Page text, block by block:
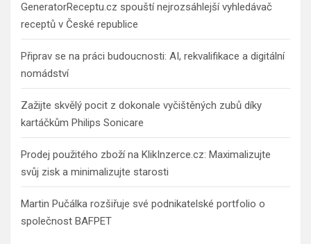
GeneratorReceptu.cz spouští nejrozsáhlejší vyhledávač
receptů v České republice
Připrav se na práci budoucnosti: AI, rekvalifikace a digitální
nomádství
Zažijte skvělý pocit z dokonale vyčištěných zubů díky
kartáčkům Philips Sonicare
Prodej použitého zboží na KlikInzerce.cz: Maximalizujte
svůj zisk a minimalizujte starosti
Martin Pučálka rozšiřuje své podnikatelské portfolio o
společnost BAFPET